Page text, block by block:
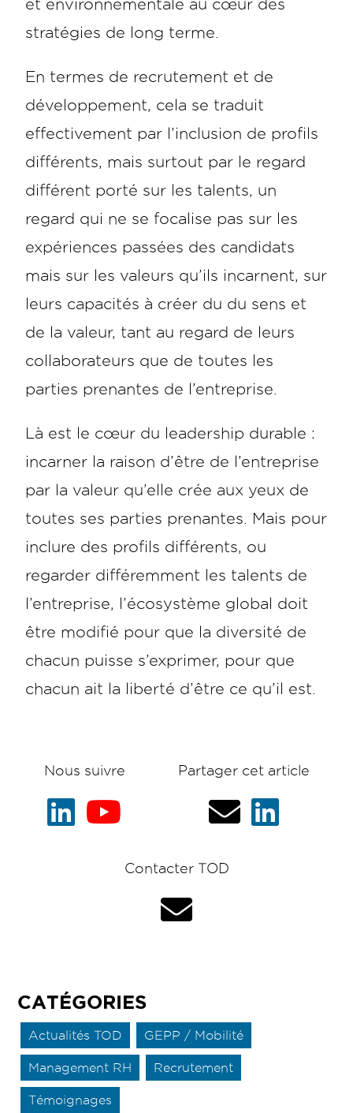
et environnementale au cœur des
stratégies de long terme.
En termes de recrutement et de
développement, cela se traduit
effectivement par l’inclusion de profils
différents, mais surtout par le regard
différent porté sur les talents, un
regard qui ne se focalise pas sur les
expériences passées des candidats
mais sur les valeurs qu’ils incarnent, sur
leurs capacités à créer du du sens et
de la valeur, tant au regard de leurs
collaborateurs que de toutes les
parties prenantes de l’entreprise.
Là est le cœur du leadership durable :
incarner la raison d’être de l’entreprise
par la valeur qu’elle crée aux yeux de
toutes ses parties prenantes. Mais pour
inclure des profils différents, ou
regarder différemment les talents de
l’entreprise, l’écosystème global doit
être modifié pour que la diversité de
chacun puisse s’exprimer, pour que
chacun ait la liberté d’être ce qu’il est.
Nous suivre Partager cet article
Contacter TOD
CATÉGORIES
Actualités TOD GEPP / Mobilité
Management RH Recrutement
Témoignages